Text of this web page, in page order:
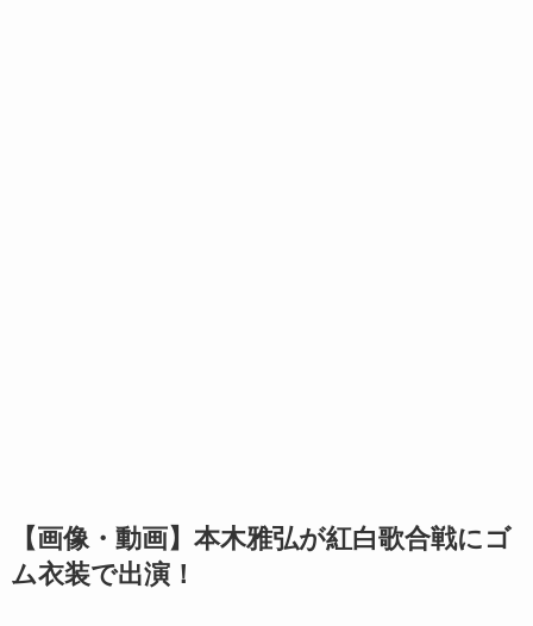
【画像・動画】本木雅弘が紅白歌合戦にゴ
ム衣装で出演！